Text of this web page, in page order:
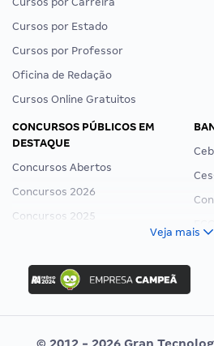
Cursos por Estado
Cursos por Professor
Oficina de Redação
Cursos Online Gratuitos
CONCURSOS PÚBLICOS EM
DESTAQUE
Concursos Abertos
Concursos 2026
Concursos 2025
Concurso Ibama
Concurso MPU
Editais publicados
Veja mais